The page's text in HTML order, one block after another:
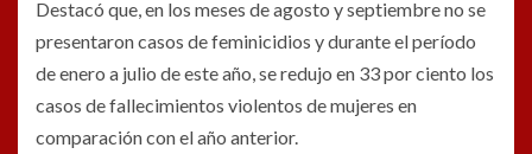
Destacó que, en los meses de agosto y septiembre no se
presentaron casos de feminicidios y durante el período
de enero a julio de este año, se redujo en 33 por ciento los
casos de fallecimientos violentos de mujeres en
comparación con el año anterior.